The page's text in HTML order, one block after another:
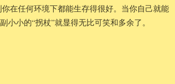
你在任何环境下都能生存得很好。当你自己就能
小小的“拐杖”就显得无比可笑和多余了。